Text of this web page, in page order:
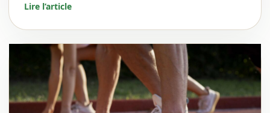
Lire l’article